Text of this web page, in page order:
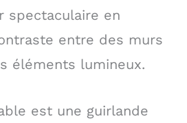
spectaculaire en
entre des murs
éléments lumineux.
est une guirlande